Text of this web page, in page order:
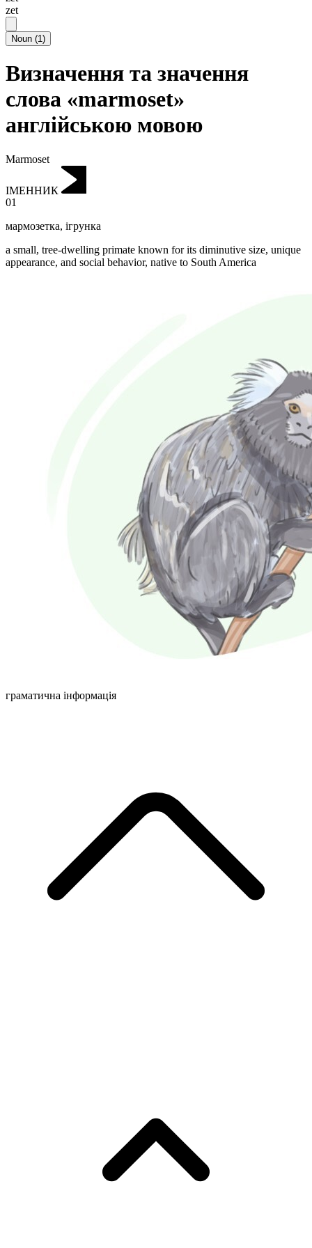
zet
Noun (1)
Визначення та значення
слова «marmoset»
англійською мовою
Marmoset
ІМЕННИК
01
мармозетка, ігрунка
a small, tree-dwelling primate known for its diminutive size, unique
appearance, and social behavior, native to South America
граматична інформація